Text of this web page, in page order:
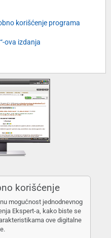
korišćenje programa
ova izdanja
korišćenje
mogućnost jednodnevnog
Ekspert-a, kako biste se
ove digitalne